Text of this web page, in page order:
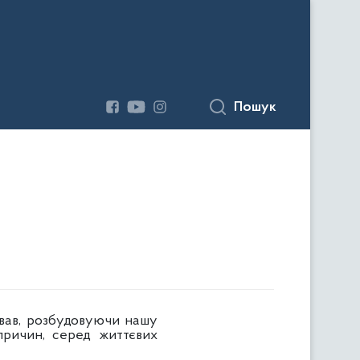
Пошук
розбудовуючи нашу
серед життєвих